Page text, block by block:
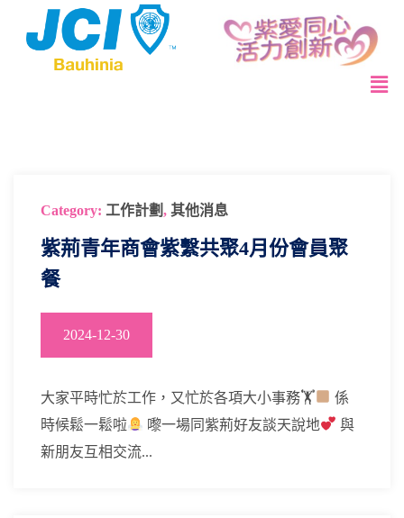
Category: 工作計劃, 其他消息
紫荊青年商會紫繫共聚4月份會員聚
餐
2024-12-30
大家平時忙於工作，又忙於各項大小事務🏋
係
時候鬆一鬆啦
嚟一場同紫荊好友談天說地
與
新朋友互相交流...